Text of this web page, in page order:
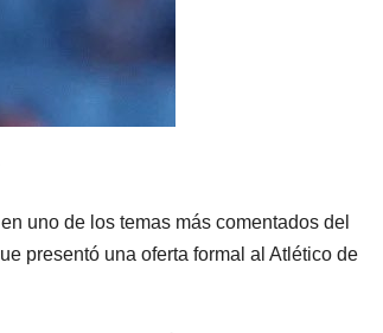
uno de los temas más comentados del
presentó una oferta formal al Atlético de